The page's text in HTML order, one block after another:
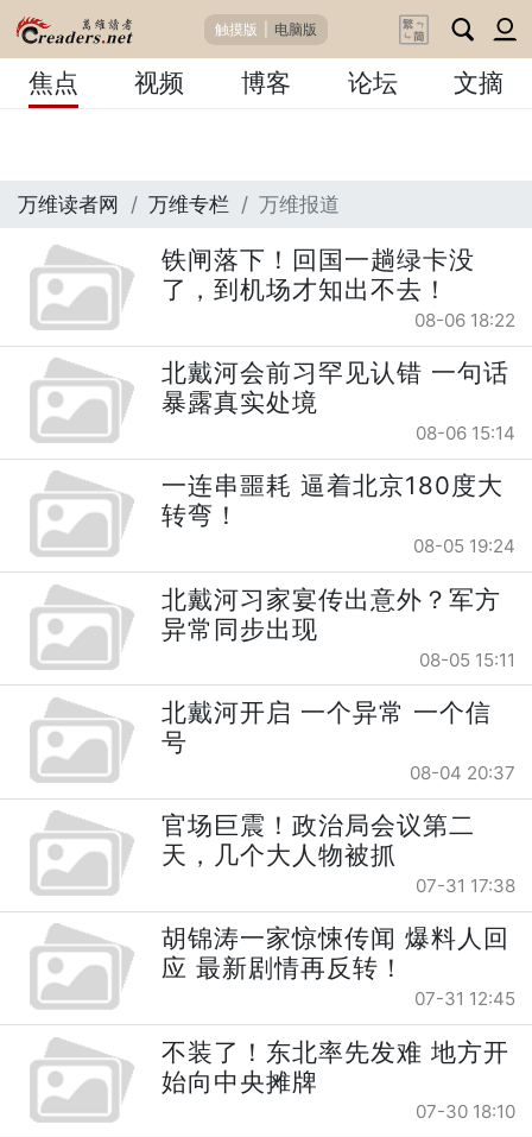
触摸版 电脑版
焦点 视频 博客 论坛 文摘
万维读者网 万维专栏 万维报道
铁闸落下！回国一趟绿卡没
了，到机场才知出不去！
08-06 18:22
北戴河会前习罕见认错 一句话
暴露真实处境
08-06 15:14
一连串噩耗 逼着北京180度大
转弯！
08-05 19:24
北戴河习家宴传出意外？军方
异常同步出现
08-05 15:11
北戴河开启 一个异常 一个信
号
08-04 20:37
官场巨震！政治局会议第二
天，几个大人物被抓
07-31 17:38
胡锦涛一家惊悚传闻 爆料人回
应 最新剧情再反转！
07-31 12:45
不装了！东北率先发难 地方开
始向中央摊牌
07-30 18:10